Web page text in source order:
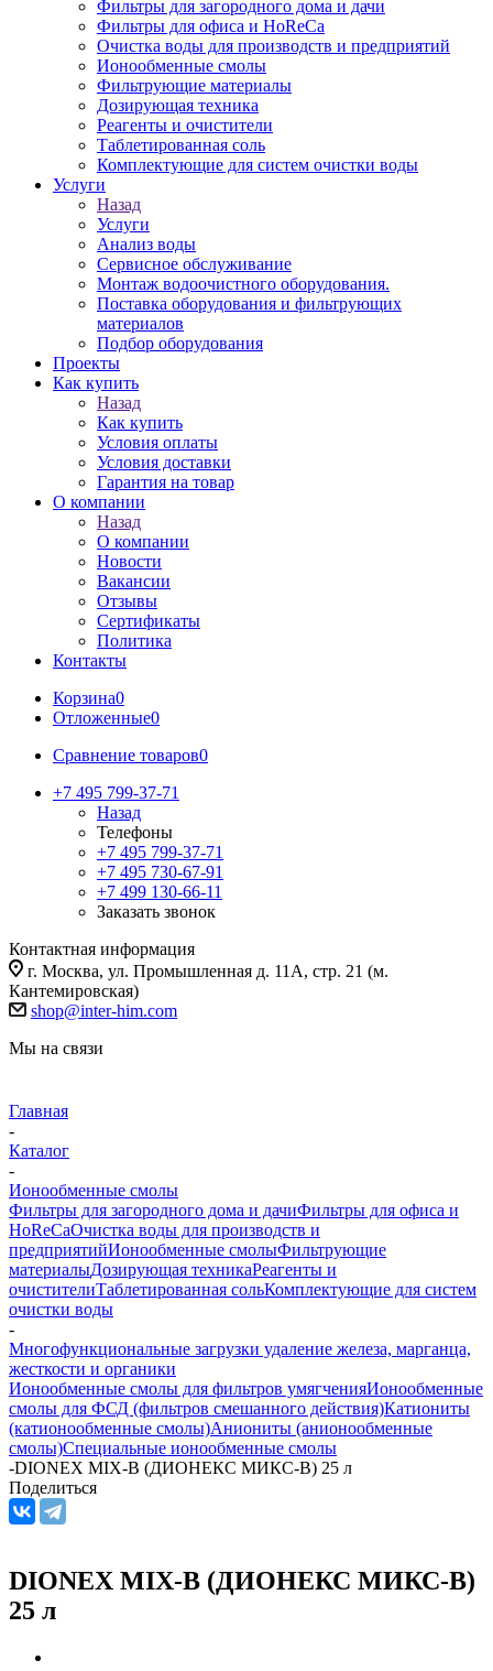
Фильтры для загородного дома и дачи
Фильтры для офиса и HoReCa
Очистка воды для производств и предприятий
Ионообменные смолы
Фильтрующие материалы
Дозирующая техника
Реагенты и очистители
Таблетированная соль
Комплектующие для систем очистки воды
Услуги
Назад
Услуги
Анализ воды
Сервисное обслуживание
Монтаж водоочистного оборудования.
Поставка оборудования и фильтрующих
материалов
Подбор оборудования
Проекты
Как купить
Назад
Как купить
Условия оплаты
Условия доставки
Гарантия на товар
О компании
Назад
О компании
Новости
Вакансии
Отзывы
Сертификаты
Политика
Контакты
Корзина0
Отложенные0
Сравнение товаров0
+7 495 799-37-71
Назад
Телефоны
+7 495 799-37-71
+7 495 730-67-91
+7 499 130-66-11
Заказать звонок
Контактная информация
г. Москва, ул. Промышленная д. 11А, стр. 21 (м.
Кантемировская)
shop@inter-him.com
Мы на связи
Главная
-
Каталог
-
Ионообменные смолы
Фильтры для загородного дома и дачиФильтры для офиса и
HoReCaОчистка воды для производств и
предприятийИонообменные смолыФильтрующие
материалыДозирующая техникаРеагенты и
очистителиТаблетированная сольКомплектующие для систем
очистки воды
-
Многофункциональные загрузки удаление железа, марганца,
жесткости и органики
Ионообменные смолы для фильтров умягченияИонообменные
смолы для ФСД (фильтров смешанного действия)Катиониты
(катионообменные смолы)Аниониты (анионообменные
смолы)Специальные ионообменные смолы
-DIONEX MIX-B (ДИОНЕКС МИКС-В) 25 л
Поделиться
DIONEX MIX-B (ДИОНЕКС МИКС-В)
25 л